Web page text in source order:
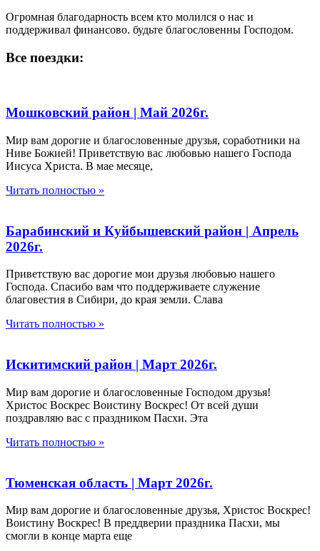
Огромная благодарность всем кто молился о нас и
поддерживал финансово. будьте благословенны Господом.
Все поездки:
Мошковский район | Май 2026г.
Мир вам дорогие и благословенные друзья, соработники на
Ниве Божией! Приветствую вас любовью нашего Господа
Иисуса Христа. В мае месяце,
Читать полностью »
Барабинский и Куйбышевский район | Апрель
2026г.
Приветствую вас дорогие мои друзья любовью нашего
Господа. Спасибо вам что поддерживаете служение
благовестия в Сибири, до края земли. Слава
Читать полностью »
Искитимский район | Март 2026г.
Мир вам дорогие и благословенные Господом друзья!
Христос Воскрес Воистину Воскрес! От всей души
поздравляю вас с праздником Пасхи. Эта
Читать полностью »
Тюменская область | Март 2026г.
Мир вам дорогие и благословенные друзья, Христос Воскрес!
Воистину Воскрес! В преддверии праздника Пасхи, мы
смогли в конце марта еще